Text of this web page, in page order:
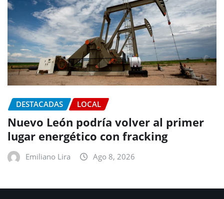
DESTACADAS LOCAL
Nuevo León podría volver al primer
lugar energético con fracking
Emiliano Lira Ago 8, 2026